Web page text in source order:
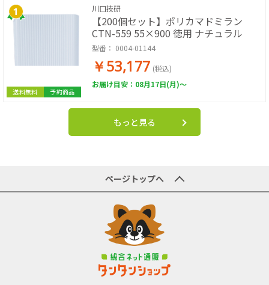
送料無料 予約商品
川口技研
【200個セット】ポリカマドミラン
CTN-559 55×900 徳用 ナチュラル
型番： 0004-01144
￥53,177 (税込)
お届け目安：08月17日(月)～
もっと見る
ページトップへ